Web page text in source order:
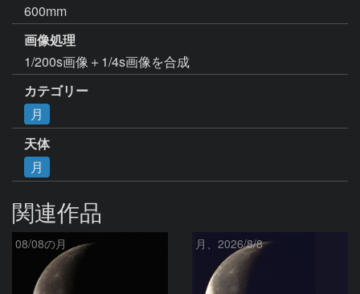
600mm
画像処理
1/200s画像＋1/4s画像を合成
カテゴリー
月
天体
月
関連作品
08/08の月 月、2026/8/8